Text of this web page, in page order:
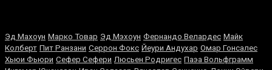
Эд Махоун Марко Товар Эд Мэхоун Фернандо Велардес Майк
Колберт Пит Ранзани Серрон Фокс Йеури Андухар Омар Гонсалес
Хьюи Фьюри Сефер Сефери Люсьен Родригес Паэа Вольфграмм